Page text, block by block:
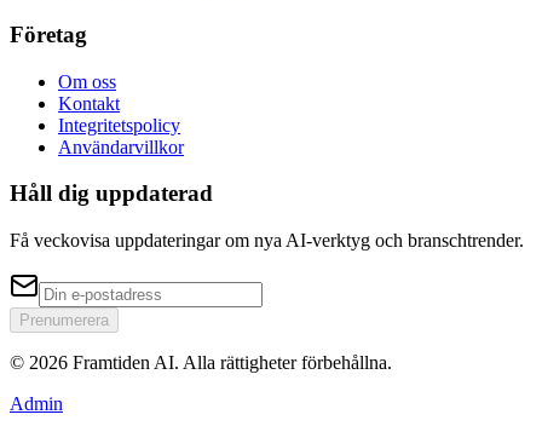
Företag
Om oss
Kontakt
Integritetspolicy
Användarvillkor
Håll dig uppdaterad
Få veckovisa uppdateringar om nya AI-verktyg och branschtrender.
Prenumerera
© 2026 Framtiden AI. Alla rättigheter förbehållna.
Admin